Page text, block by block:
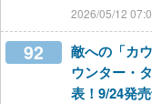
2026/05/12
92
敵への「カ
ウンター・
表！9/24発